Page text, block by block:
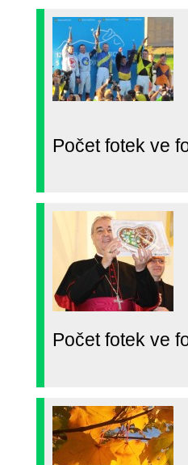
Počet fotek ve
Počet fotek ve